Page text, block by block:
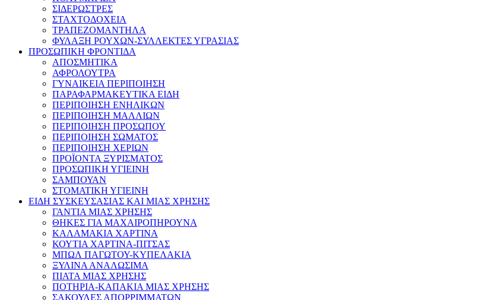
ΣΙΔΕΡΩΣΤΡΕΣ
ΣΤΑΧΤΟΔΟΧΕΙΑ
ΤΡΑΠΕΖΟΜΑΝΤΗΛΑ
ΦΥΛΑΞΗ ΡΟΥΧΩΝ-ΣΥΛΛΕΚΤΕΣ ΥΓΡΑΣΙΑΣ
ΠΡΟΣΩΠΙΚΗ ΦΡΟΝΤΙΔΑ
ΑΠΟΣΜΗΤΙΚΑ
ΑΦΡΟΛΟΥΤΡΑ
ΓΥΝΑΙΚΕΙΑ ΠΕΡΙΠΟΙΗΣΗ
ΠΑΡΑΦΑΡΜΑΚΕΥΤΙΚΑ ΕΙΔΗ
ΠΕΡΙΠΟΙΗΣΗ ΕΝΗΛΙΚΩΝ
ΠΕΡΙΠΟΙΗΣΗ ΜΑΛΛΙΩΝ
ΠΕΡΙΠΟΙΗΣΗ ΠΡΟΣΩΠΟΥ
ΠΕΡΙΠΟΙΗΣΗ ΣΩΜΑΤΟΣ
ΠΕΡΙΠΟΙΗΣΗ ΧΕΡΙΩΝ
ΠΡΟΪΟΝΤΑ ΞΥΡΙΣΜΑΤΟΣ
ΠΡΟΣΩΠΙΚΗ ΥΓΙΕΙΝΗ
ΣΑΜΠΟΥΑΝ
ΣΤΟΜΑΤΙΚΗ ΥΓΙΕΙΝΗ
ΕΙΔΗ ΣΥΣΚΕΥΣΑΣΙΑΣ ΚΑΙ ΜΙΑΣ ΧΡΗΣΗΣ
ΓΑΝΤΙΑ ΜΙΑΣ ΧΡΗΣΗΣ
ΘΗΚΕΣ ΓΙΑ ΜΑΧΑΙΡΟΠΗΡΟΥΝΑ
ΚΑΛΑΜΑΚΙΑ ΧΑΡΤΙΝΑ
ΚΟΥΤΙΑ ΧΑΡΤΙΝΑ-ΠΙΤΣΑΣ
ΜΠΩΛ ΠΑΓΩΤΟΥ-ΚΥΠΕΛΑΚΙΑ
ΞΥΛΙΝΑ ΑΝΑΛΩΣΙΜΑ
ΠΙΑΤΑ ΜΙΑΣ ΧΡΗΣΗΣ
ΠΟΤΗΡΙΑ-ΚΑΠΑΚΙΑ ΜΙΑΣ ΧΡΗΣΗΣ
ΣΑΚΟΥΛΕΣ ΑΠΟΡΡΙΜΜΑΤΩΝ